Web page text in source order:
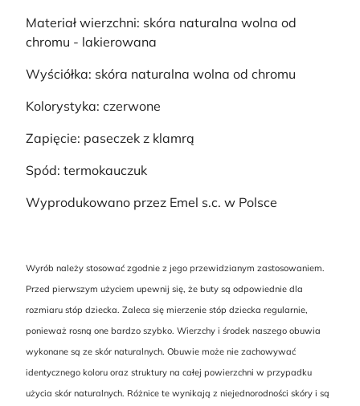
Materiał wierzchni: skóra naturalna wolna od
chromu - lakierowana
Wyściółka: skóra naturalna wolna od chromu
Kolorystyka: czerwone
Zapięcie: paseczek z klamrą
Spód: termokauczuk
Wyprodukowano przez Emel s.c. w Polsce
Wyrób należy stosować zgodnie z jego przewidzianym zastosowaniem.
Przed pierwszym użyciem upewnij się, że buty są odpowiednie dla
rozmiaru stóp dziecka. Zaleca się mierzenie stóp dziecka regularnie,
ponieważ rosną one bardzo szybko. Wierzchy i środek naszego obuwia
wykonane są ze skór naturalnych. Obuwie może nie zachowywać
identycznego koloru oraz struktury na całej powierzchni w przypadku
użycia skór naturalnych. Różnice te wynikają z niejednorodności skóry i są